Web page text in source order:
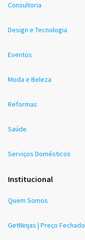
Consultoria
Design e Tecnologia
Eventos
Moda e Beleza
Reformas
Saúde
Serviços Domésticos
Institucional
Quem Somos
GetNinjas | Preço Fechado